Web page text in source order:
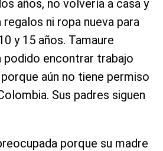
años, no volvería a casa y
ni ropa nueva para
y 15 años. Tamaure
podido encontrar trabajo
aún no tiene permiso
Sus padres siguen
porque su madre